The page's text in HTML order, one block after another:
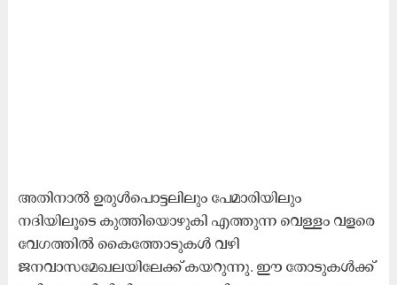
അതിനാൽ ഉരുൾപൊട്ടലിലും പേമാരിയിലും
നദിയിലൂടെ കുത്തിയൊഴുകി എത്തുന്ന വെള്ളം വളരെ
വേഗത്തിൽ കൈത്തോടുകൾ വഴി
ജനവാസമേഖലയിലേക്ക് കയറുന്നു. ഈ തോടുകൾക്ക്